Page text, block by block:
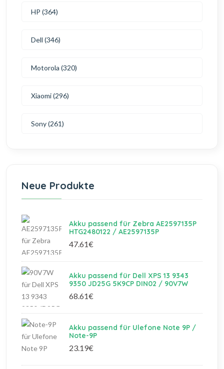
HP (364)
Dell (346)
Motorola (320)
Xiaomi (296)
Sony (261)
Neue Produkte
Akku passend für Zebra AE2597135P
HTG2480122 / AE2597135P
47.61€
Akku passend für Dell XPS 13 9343
9350 JD25G 5K9CP DIN02 / 90V7W
68.61€
Akku passend für Ulefone Note 9P /
Note-9P
23.19€